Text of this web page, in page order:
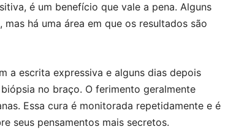
é um benefício que vale a pena. Alguns
há uma área em que os resultados são
a escrita expressiva e alguns dias depois
no braço. O ferimento geralmente
Essa cura é monitorada repetidamente e é
seus pensamentos mais secretos.